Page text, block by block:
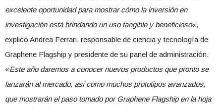
excelente oportunidad para mostrar cómo la inversión en
investigación está brindando un uso tangible y beneficioso«,
explicó Andrea Ferrari, responsable de ciencia y tecnología de
Graphene Flagship y presidente de su panel de administración.
«Este año daremos a conocer nuevos productos que pronto se
lanzarán al mercado, así como muchos prototipos avanzados,
que mostrarán el paso tomado por Graphene Flagship en la hoja